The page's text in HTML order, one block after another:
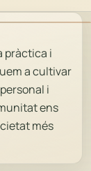
pràctica i
a cultivar
i
ens
més